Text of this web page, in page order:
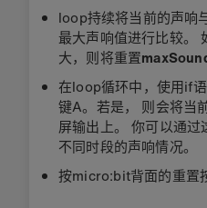
loop持续将当前的声响
最大声响值进行比较。
大，则将重置
在loop循环中，使用if
键A。若是， 则会将当
屏输出上。 你可以通
不同时段的声响情况。
按micro:bit背面的重置